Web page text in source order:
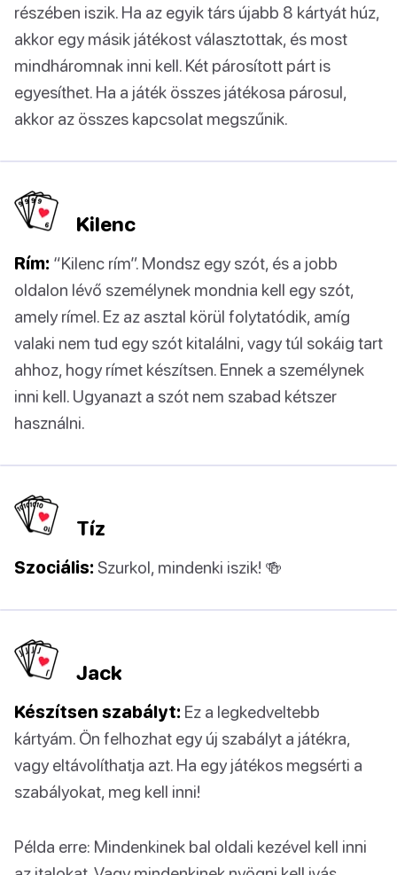
részében iszik. Ha az egyik társ újabb 8 kártyát húz,
akkor egy másik játékost választottak, és most
mindháromnak inni kell. Két párosított párt is
egyesíthet. Ha a játék összes játékosa párosul,
akkor az összes kapcsolat megszűnik.
Kilenc
Rím: “Kilenc rím”. Mondsz egy szót, és a jobb
oldalon lévő személynek mondnia kell egy szót,
amely rímel. Ez az asztal körül folytatódik, amíg
valaki nem tud egy szót kitalálni, vagy túl sokáig tart
ahhoz, hogy rímet készítsen. Ennek a személynek
inni kell. Ugyanazt a szót nem szabad kétszer
használni.
Tíz
Szociális: Szurkol, mindenki iszik! 🍻
Jack
Készítsen szabályt: Ez a legkedveltebb
kártyám. Ön felhozhat egy új szabályt a játékra,
vagy eltávolíthatja azt. Ha egy játékos megsérti a
szabályokat, meg kell inni!
Példa erre: Mindenkinek bal oldali kezével kell inni